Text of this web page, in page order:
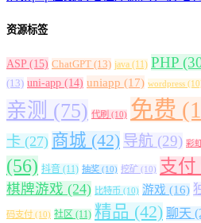
资源标签
ASP (15) ChatGPT (13) java (11) PHP
(13) uni-app (14) uniapp (17) wordpress
亲测 (75) 代刷 (10) 免费
卡 (27) 商城 (42) 导航 (29) 彩
(56) 抖音 (11) 抽奖 (10) 挖矿 (10) 支付
棋牌游戏 (24) 比特币 (10) 游戏 (16)
码支付 (10) 社区 (11) 精品 (42) 聊天